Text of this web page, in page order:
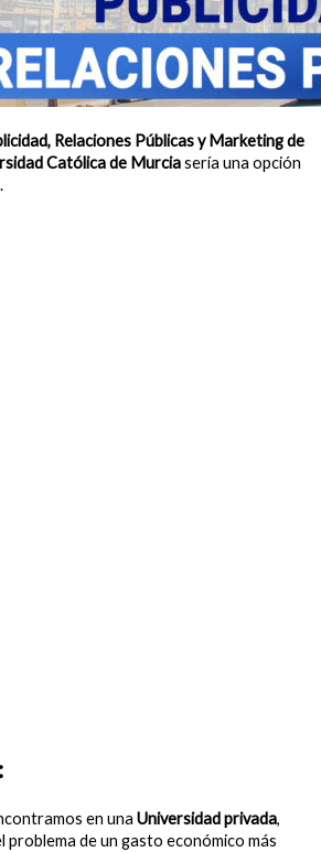
Relaciones Públicas y Marketing de
Católica de Murciasería una opción
en una Universidad privada,
problema de un gasto económico más